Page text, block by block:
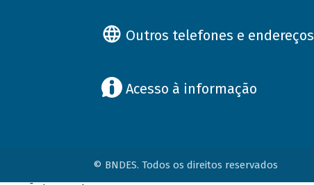
Outros telefones e endereços
Acesso à informação
© BNDES. Todos os direitos reservados